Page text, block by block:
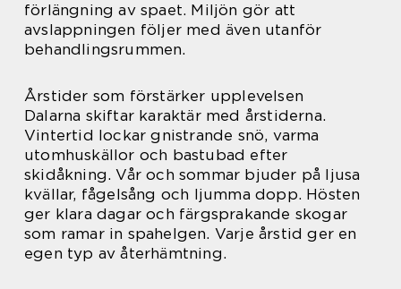
förlängning av spaet. Miljön gör att
avslappningen följer med även utanför
behandlingsrummen.
Årstider som förstärker upplevelsen
Dalarna skiftar karaktär med årstiderna.
Vintertid lockar gnistrande snö, varma
utomhuskällor och bastubad efter
skidåkning. Vår och sommar bjuder på ljusa
kvällar, fågelsång och ljumma dopp. Hösten
ger klara dagar och färgsprakande skogar
som ramar in spahelgen. Varje årstid ger en
egen typ av återhämtning.